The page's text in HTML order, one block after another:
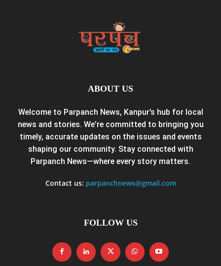
ABOUT US
Welcome to Parpanch News, Kanpur’s hub for local
news and stories. We’re committed to bringing you
timely, accurate updates on the issues and events
shaping our community. Stay connected with
Parpanch News—where every story matters.
Contact us: parpanchnews@gmail.com
FOLLOW US